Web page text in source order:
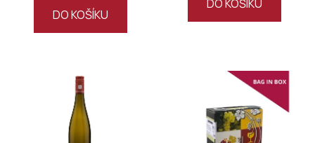
DO KOŠÍKU
DO KOŠÍKU